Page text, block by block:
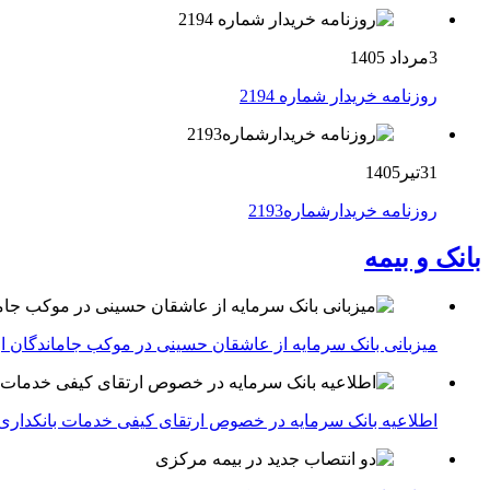
3مرداد 1405
روزنامه خریدار شماره 2194
31تیر1405
روزنامه خریدارشماره2193
بانک و بیمه
میزبانی بانک سرمایه از عاشقان حسینی در موکب جاماندگان
اطلاعیه بانک سرمایه در خصوص ارتقای کیفی خدمات